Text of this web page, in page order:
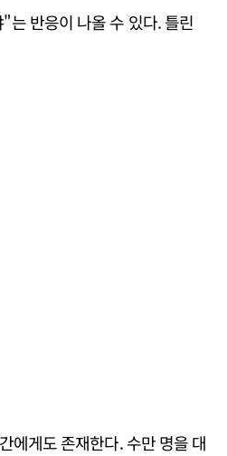
는 반응이 나올 수 있다. 틀린
에게도 존재한다. 수만 명을 대